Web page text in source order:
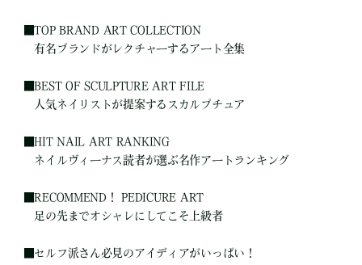
■TOP BRAND ART COLLECTION
有名ブランドがレクチャーするアート全集
■BEST OF SCULPTURE ART FILE
人気ネイリストが提案するスカルプチュア
■HIT NAIL ART RANKING
ネイルヴィーナス読者が選ぶ名作アートランキング
■RECOMMEND！ PEDICURE ART
足の先までオシャレにしてこそ上級者
セルフ派さん必見のアイディアがいっぱい！